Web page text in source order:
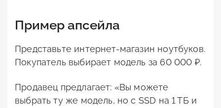
Пример апсейла
Представьте интернет-магазин ноутбуков.
Покупатель выбирает модель за 60 000 ₽.
Продавец предлагает: «Вы можете
выбрать ту же модель, но с SSD на 1 ТБ и